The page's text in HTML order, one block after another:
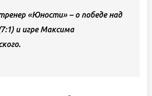
«Юности» – о победе над
и игре Максима